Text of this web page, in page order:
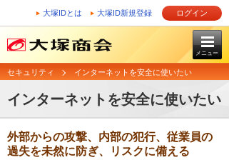
大塚IDとは 大塚ID新規登録 ログイン
メニュー
セキュリティ インターネットを安全に使いたい
インターネットを安全に使いたい
外部からの攻撃、内部の犯行、従業員の
過失を未然に防ぎ、リスクに備える